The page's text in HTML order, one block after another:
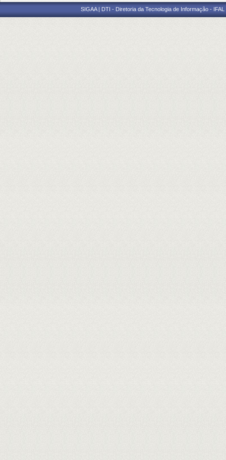
SIGAA | DTI - Diretoria da Tecnologia de Informação -